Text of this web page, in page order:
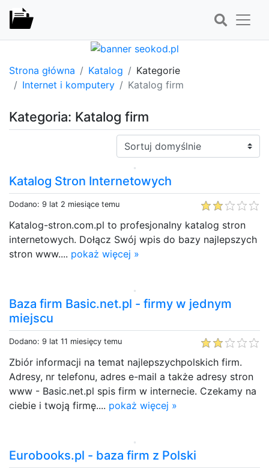
Strona główna Katalog
Kategorie
Internet i komputery
Katalog firm
Kategoria: Katalog firm
Sortuj:
Katalog Stron Internetowych
Dodano: 9 lat 2 miesiące temu
Katalog-stron.com.pl to profesjonalny katalog stron
internetowych. Dołącz Swój wpis do bazy najlepszych
stron www.... pokaż więcej »
Baza firm Basic.net.pl - firmy w jednym
miejscu
Dodano: 9 lat 11 miesięcy temu
Zbiór informacji na temat najlepszychpolskich firm.
Adresy, nr telefonu, adres e-mail a także adresy stron
www - Basic.net.pl spis firm w internecie. Czekamy na
ciebie i twoją firmę.... pokaż więcej »
Eurobooks.pl - baza firm z Polski